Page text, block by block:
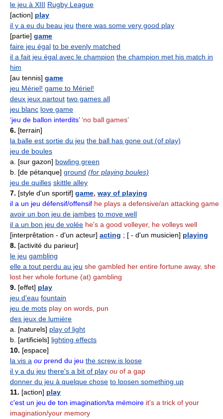
le jeu à XIII Rugby League
[action] play
il y a eu du beau jeu there was some very good play
[partie] game
faire jeu égal to be evenly matched
il a fait jeu égal avec le champion the champion met his match in
him
[au tennis] game
jeu Mériel! game to Mériel!
deux jeux partout two games all
jeu blanc love game
‘jeu de ballon interdits’‘no ball games’
6. [terrain]
la balle est sortie du jeu the ball has gone out (of play)
jeu de boules
a. [sur gazon] bowling green
b. [de pétanque] ground (for playing boules)
jeu de quilles skittle alley
7. [style d'un sportif] game, way of playing
il a un jeu défensif/offensif he plays a defensive/an attacking game
avoir un bon jeu de jambes to move well
il a un bon jeu de volée he's a good volleyer, he volleys well
[interprêtation - d'un acteur] acting ; [ - d'un musicien] playing
8. [activité du parieur]
le jeu gambling
elle a tout perdu au jeu she gambled her entire fortune away, she
lost her whole fortune (at) gambling
9. [effet] play
jeu d'eau fountain
jeu de mots play on words, pun
des jeux de lumière
a. [naturels] play of light
b. [artificiels] lighting effects
10. [espace]
la vis a ou prend du jeu the screw is loose
il y a du jeu there's a bit of play ou of a gap
donner du jeu à quelque chose to loosen something up
11. [action] play
c'est un jeu de ton imagination/ta mémoire it's a trick of your
imagination/your memory